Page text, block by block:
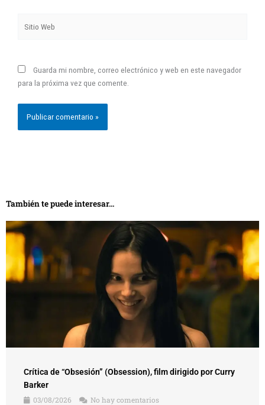
Web
Guarda mi nombre, correo electrónico y web en este navegador
para la próxima vez que comente.
También te puede interesar...
Crítica de “Obsesión” (Obsession), film dirigido por Curry
Barker
03/08/2026
No hay comentarios